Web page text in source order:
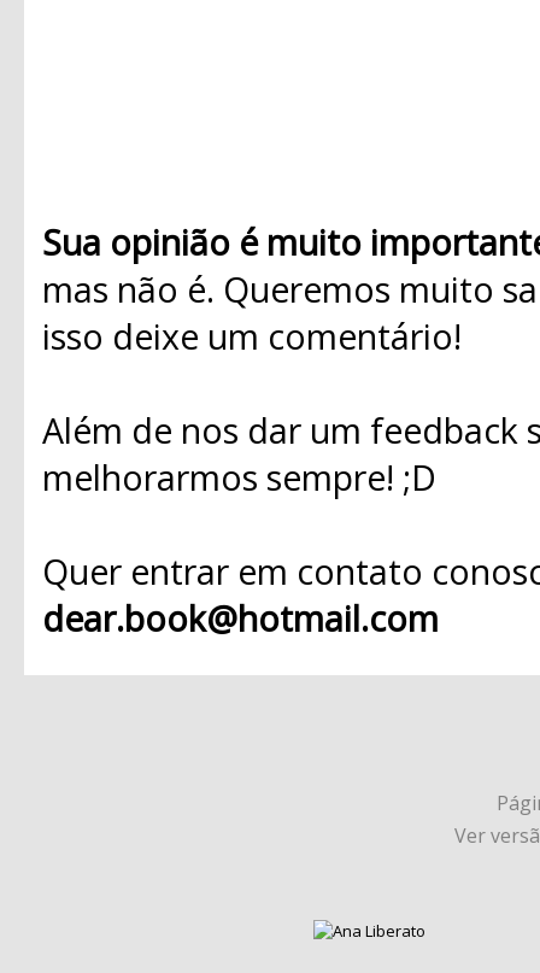
Sua opinião é muito
mas não é. Queremos muito
isso deixe um comentário!
Além de nos dar um
melhorarmos sempre! ;D
Quer entrar em contato
dear.book@hotmail.com
Ver